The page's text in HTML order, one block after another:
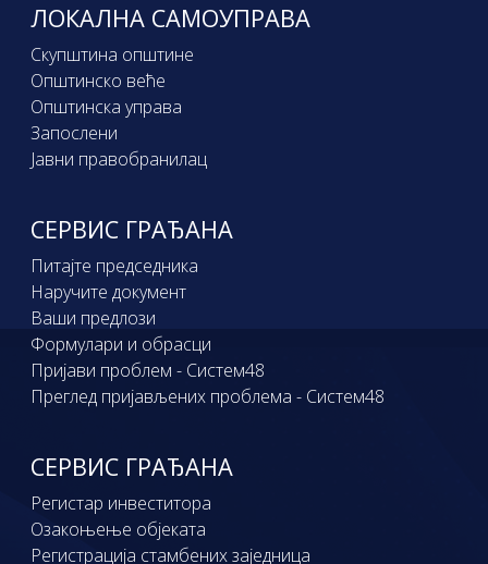
ЛОКАЛНА САМОУПРАВА
Скупштина општине
Општинско веће
Општинска управа
Запослени
Јавни правобранилац
СЕРВИС ГРАЂАНА
Питајте председника
Наручите документ
Ваши предлози
Формулари и обрасци
Пријави проблем - Систем48
Преглед пријављених проблема - Систем48
СЕРВИС ГРАЂАНА
Регистар инвеститора
Озакоњење објеката
Регистрација стамбених заједница